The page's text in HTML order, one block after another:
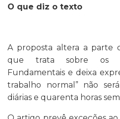
O que diz o texto
A proposta altera a parte
que trata sobre os
Fundamentais e deixa
trabalho normal” não
diárias e quarenta horas